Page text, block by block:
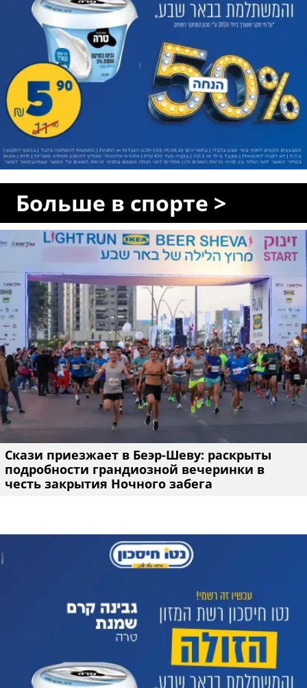
Больше в спорте >
Скази приезжает в Беэр-Шеву: раскрыты
подробности грандиозной вечеринки в
честь закрытия Ночного забега